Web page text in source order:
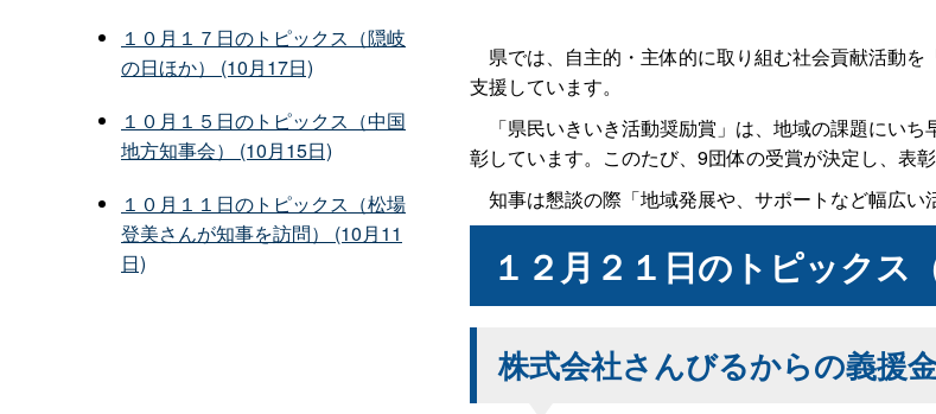
県では、自主的・主体的に取り組む社会貢献活動を
支援しています。
「県民いきいき活動奨励賞」は、地域の課題にい
彰しています。このたび、9団体の受賞が決定し、表彰
知事は懇談の際「地域発展や、サポートなど幅広い
１２月２１日のトピックス
株式会社さんびるからの義援
１０月１７日のトピックス（隠岐
の日ほか） (10月17日)
１０月１５日のトピックス（中国
地方知事会） (10月15日)
１０月１１日のトピックス（松場
登美さんが知事を訪問） (10月11
日)